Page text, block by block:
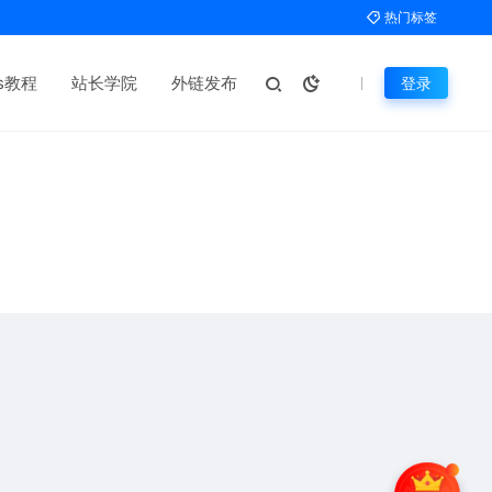
热门标签
程 站长学院 外链发布 登录